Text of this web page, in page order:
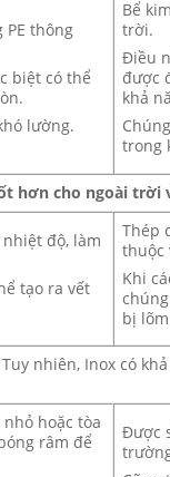
thông
biệt có thể
lường.
Bể
trời.
Điều
được
khả
trong
hơn cho ngoài
độ, làm
tạo ra vết
Thép
thuộc
Khi
bị
nhiên, Inox có
hoặc tòa
râm để
Được